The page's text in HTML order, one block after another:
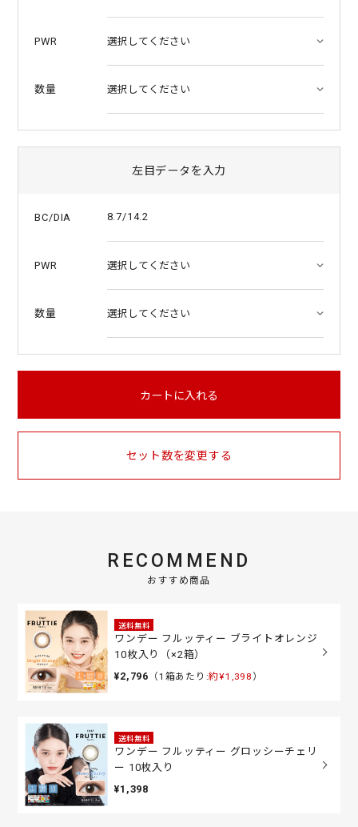
PWR
数量
左目データを入力
BC/DIA 8.7/14.2
PWR
数量
カートに入れる
セット数を変更する
RECOMMEND
おすすめ商品
送料無料
ワンデー フルッティー ブライトオレンジ
10枚入り（×2箱）
¥2,796 （1箱あたり:約¥1,398 ）
送料無料
ワンデー フルッティー グロッシーチェリ
ー 10枚入り
¥1,398